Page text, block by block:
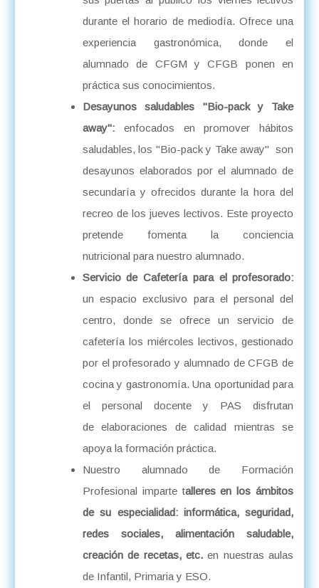
durante el horario de mediodía. Ofrece una
experiencia gastronómica, donde el
alumnado de CFGM y CFGB ponen en
práctica sus conocimientos.
Desayunos saludables "Bio-packy Take
away": enfocados en promover hábitos
saludables, los "Bio-pack y Take away" son
desayunos elaborados por el alumnado de
secundaría y ofrecidos durante la hora del
recreo de los jueves lectivos. Este proyecto
pretende fomenta la conciencia
nutricional para nuestro alumnado.
Servicio de Cafetería para el profesorado:
un espacio exclusivo para el personal del
centro, donde se ofrece un servicio de
cafetería los miércoles lectivos, gestionado
por el profesorado y alumnado de CFGB de
cocina y gastronomía. Una oportunidad para
el personal docente y PAS disfrutan
de elaboraciones de calidad mientras se
apoya la formación práctica.
Nuestro alumnado de Formación
Profesional imparte talleres en los ámbitos
de su especialidad: informática, seguridad,
redes sociales, alimentación saludable,
creación de recetas, etc. en nuestras aulas
de Infantil, Primaria y ESO.